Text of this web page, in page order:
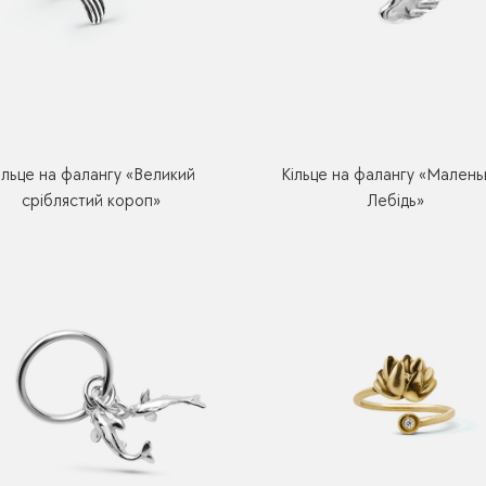
на фалангу «Великий
сріблястий короп»
Кільце на фалангу
Лебідь»